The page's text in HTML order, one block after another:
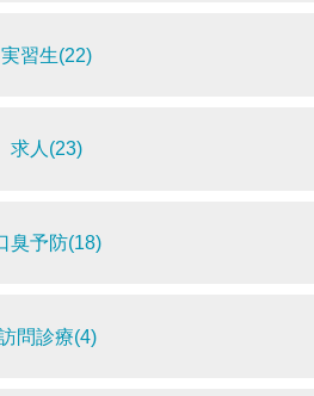
実習生(22)
求人(23)
臭予防(18)
問診療(4)